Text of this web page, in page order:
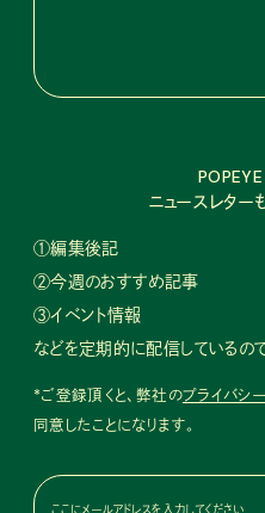
ニュースレター
①編集後記
②今週のおすすめ記事
③イベント情報
などを定期的に配信しているの
*ご登録頂くと、弊社のプライバシ
同意したことになります。